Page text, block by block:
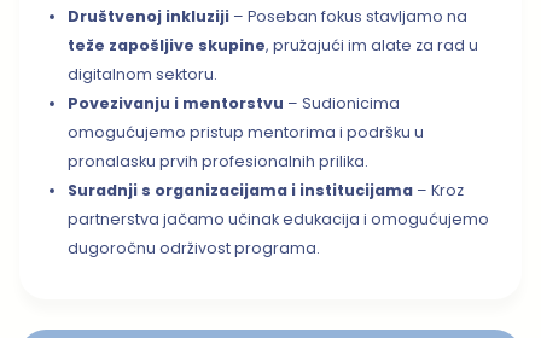
Društvenoj inkluziji – Poseban fokus stavljamo na
teže zapošljive skupine, pružajući im alate za rad u
digitalnom sektoru.
Povezivanju i mentorstvu – Sudionicima
omogućujemo pristup mentorima i podršku u
pronalasku prvih profesionalnih prilika.
Suradnji s organizacijama i institucijama – Kroz
partnerstva jačamo učinak edukacija i omogućujemo
dugoročnu održivost programa.